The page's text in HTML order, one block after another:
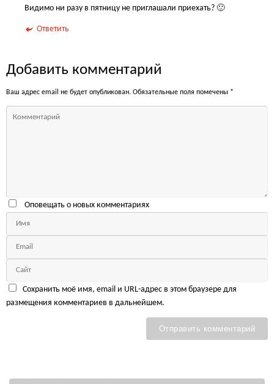
Видимо ни разу в пятницу не приглашали приехать? 🙂
Ответить
Добавить комментарий
Ваш адрес email не будет опубликован. Обязательные поля помечены *
Оповещать о новых комментариях
Сохранить моё имя, email и URL-адрес в этом браузере для
размещения комментариев в дальнейшем.